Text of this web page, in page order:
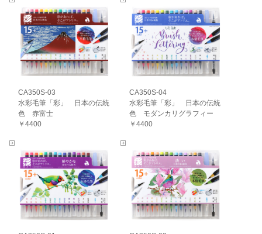
CA350S-03
水彩毛筆「彩」 日本の伝統
色 赤富士
￥4400
CA350S-04
水彩毛筆「彩」 日本の伝統
色 モダンカリグラフィー
￥4400